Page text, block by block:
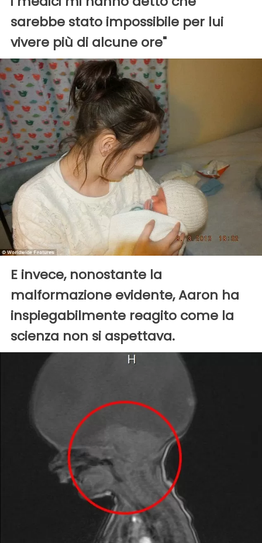
sarebbe stato impossibile per lui
vivere più di alcune ore"
E invece, nonostante la
malformazione evidente, Aaron ha
inspiegabilmente reagito come la
scienza non si aspettava.